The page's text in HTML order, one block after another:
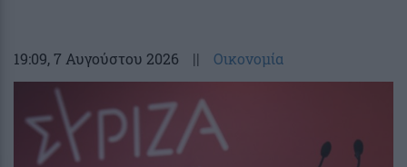
19:09, 7 Αυγούστου 2026 || Οικονομία